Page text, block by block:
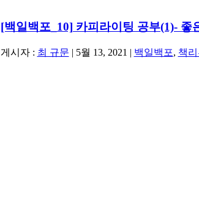
[백일백포_10] 카피라이팅 공부(1)-
게시자 : 최 규문 | 5월 13, 2021 | 백일백포, 책